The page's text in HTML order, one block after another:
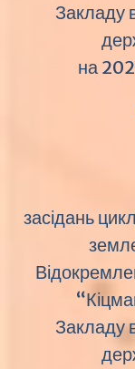
Закладу
на
засідань
Закладу